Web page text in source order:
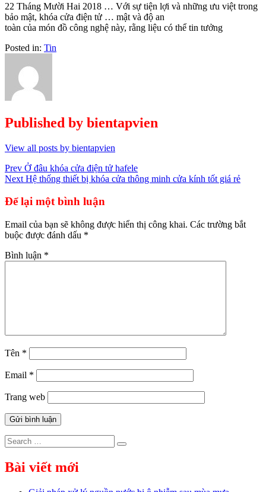
22 Tháng Mười Hai 2018 … Với sự tiện lợi và những ưu việt trong
bảo mật, khóa cửa điện tử … mật và độ an
toàn của món đồ công nghệ này, rằng liệu có thể tin tưởng
Posted in: Tin
Published by bientapvien
View all posts by bientapvien
Điều
hướng
bài
viết
Prev Ở đâu khóa cửa điện tử hafele
Next Hệ thống thiết bị khóa cửa thông minh cửa kính tốt giá rẻ
Để lại một bình luận
Email của bạn sẽ không được hiển thị công khai. Các trường bắt
buộc được đánh dấu *
Bình luận *
Tên *
Email *
Trang web
Search
for:
Search
Bài viết mới